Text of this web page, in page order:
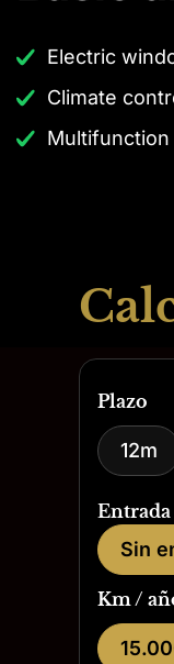
Electric
Climate
Plazo
12m
Entrada
Sin
Km /